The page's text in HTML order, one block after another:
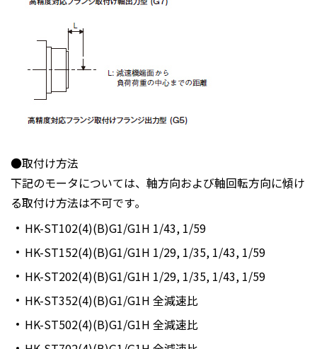
●取付け方法
下記のモータについては、軸方向および軸回転方向に傾け
る取付け方法は不可です｡
HK-ST102(4)(B)G1/G1H 1/43, 1/59
HK-ST152(4)(B)G1/G1H 1/29, 1/35, 1/43, 1/59
HK-ST202(4)(B)G1/G1H 1/29, 1/35, 1/43, 1/59
HK-ST352(4)(B)G1/G1H 全減速比
HK-ST502(4)(B)G1/G1H 全減速比